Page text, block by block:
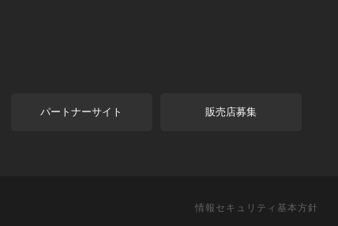
パートナーサイト 販売店募集
情報セキュリティ基本方針